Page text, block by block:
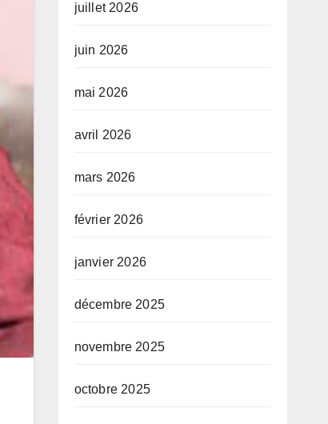
juillet 2026
juin 2026
mai 2026
avril 2026
mars 2026
février 2026
janvier 2026
décembre 2025
novembre 2025
octobre 2025